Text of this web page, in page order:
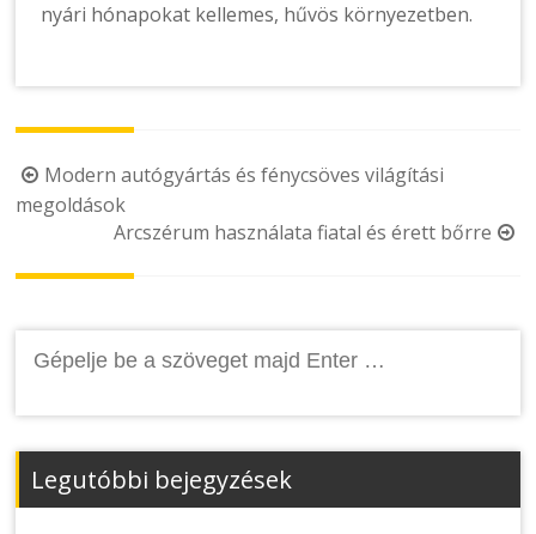
nyári hónapokat kellemes, hűvös környezetben.
Post
navigation
Modern autógyártás és fénycsöves világítási
megoldások
Arcszérum használata fiatal és érett bőrre
Legutóbbi bejegyzések